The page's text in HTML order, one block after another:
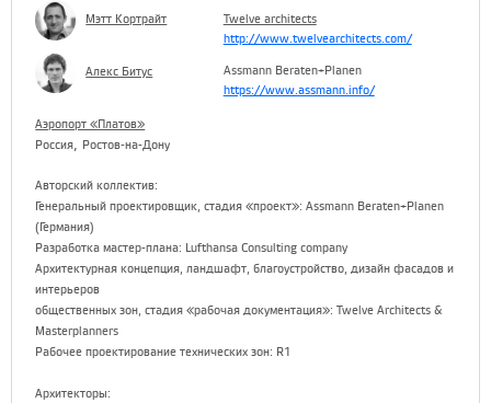
Мэтт Кортрайт
Алекс Битус
Twelve architects
http://www.twelvearchitects.com/
Assmann Beraten+Planen
https://www.assmann.info/
Аэропорт «Платов»
Россия, Ростов-на-Дону
Авторский коллектив:
Генеральный проектировщик, стадия «проект»: Assmann Beraten+Planen
(Германия)
Разработка мастер-плана: Lufthansa Consulting company
Архитектурная концепция, ландшафт, благоустройство, дизайн фасадов и
интерьеров
общественных зон, стадия «рабочая документация»: Twelve Architects &
Masterplanners
Рабочее проектирование технических зон: R1
Архитекторы: